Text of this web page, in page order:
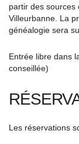
partir des sources
Villeurbanne. La
généalogie sera
Entrée libre dans
conseillée)
Les réservations